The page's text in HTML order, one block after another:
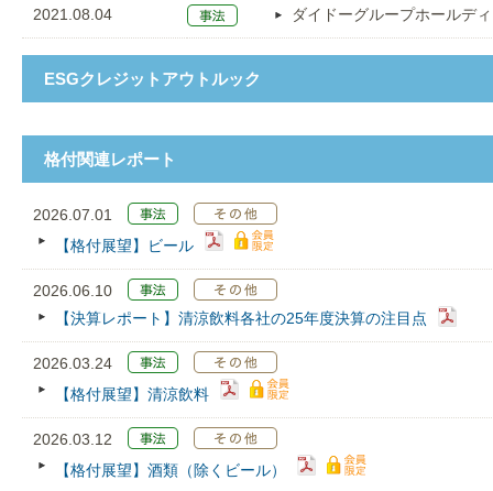
2021.08.04 ダイドーグループホールデ
ESGクレジットアウトルック
格付関連レポート
2026.07.01
【格付展望】ビール
2026.06.10
【決算レポート】清涼飲料各社の25年度決算の注目点
2026.03.24
【格付展望】清涼飲料
2026.03.12
【格付展望】酒類（除くビール）